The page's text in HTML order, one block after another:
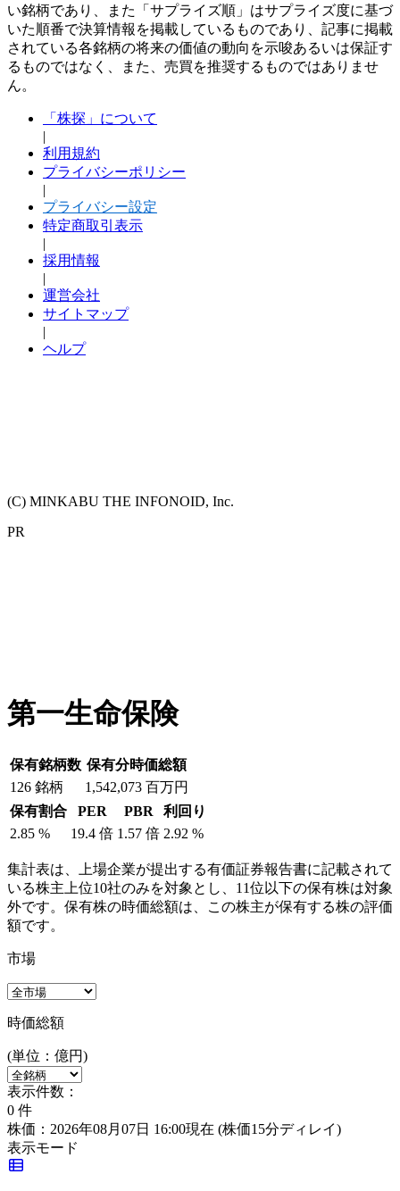
い銘柄であり、また「サプライズ順」はサプライズ度に基づ
いた順番で決算情報を掲載しているものであり、記事に掲載
されている各銘柄の将来の価値の動向を示唆あるいは保証す
るものではなく、また、売買を推奨するものではありませ
ん。
「株探」について
|
利用規約
プライバシーポリシー
|
プライバシー設定
特定商取引表示
|
採用情報
|
運営会社
サイトマップ
|
ヘルプ
(C) MINKABU THE INFONOID, Inc.
PR
第一生命保険
保有銘柄数 保有分時価総額
126 銘柄 1,542,073 百万円
保有割合
PER PBR
利回り
2.85 % 19.4 倍 1.57 倍 2.92 %
集計表は、上場企業が提出する有価証券報告書に記載されて
いる株主上位10社のみを対象とし、11位以下の保有株は対象
外です。保有株の時価総額は、この株主が保有する株の評価
額です。
市場
時価総額
(単位：億円)
表示件数：
0 件
株価：2026年08月07日 16:00現在 (株価15分ディレイ)
表示モード